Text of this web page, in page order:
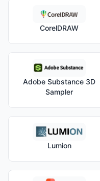
CorelDRAW
Adobe Substance 3D
Sampler
Lumion